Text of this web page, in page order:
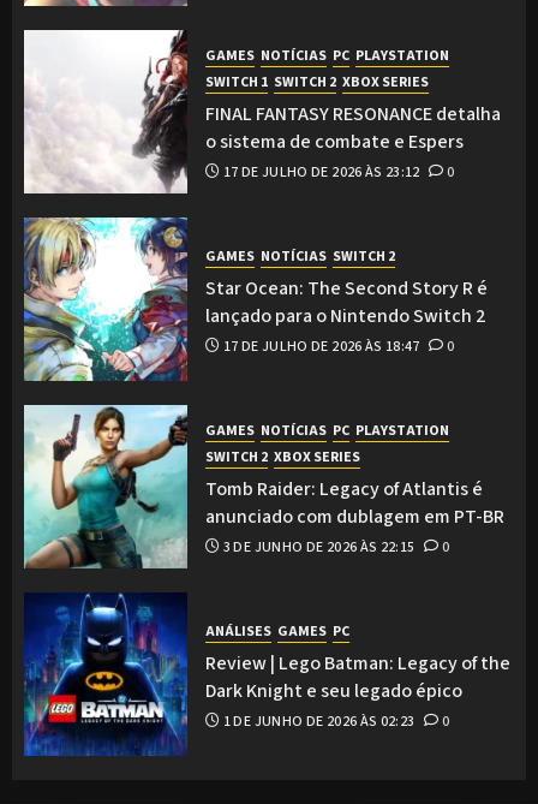
GAMES NOTÍCIAS PC PLAYSTATION
SWITCH 1 SWITCH 2 XBOX SERIES
FINAL FANTASY RESONANCE detalha
o sistema de combate e Espers
17 DE JULHO DE 2026 ÀS 23:12 0
GAMES NOTÍCIAS SWITCH 2
Star Ocean: The Second Story R é
lançado para o Nintendo Switch 2
17 DE JULHO DE 2026 ÀS 18:47 0
GAMES NOTÍCIAS PC PLAYSTATION
SWITCH 2 XBOX SERIES
Tomb Raider: Legacy of Atlantis é
anunciado com dublagem em PT-BR
3 DE JUNHO DE 2026 ÀS 22:15 0
ANÁLISES GAMES PC
Review | Lego Batman: Legacy of the
Dark Knight e seu legado épico
1 DE JUNHO DE 2026 ÀS 02:23 0